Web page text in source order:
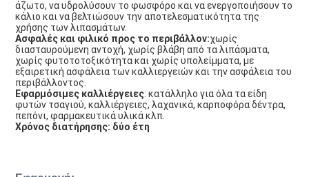
άζωτο, να υδρολύσουν το φωσφόρο και να ενεργοποιήσουν το
κάλιο και να βελτιώσουν την αποτελεσματικότητα της
χρήσης των λιπασμάτων.
Ασφαλές και φιλικό προς το περιβάλλον:χωρίς
διασταυρούμενη αντοχή, χωρίς βλάβη από τα λιπάσματα,
χωρίς φυτοτοτοξικότητα και χωρίς υπολείμματα, με
εξαιρετική ασφάλεια των καλλιεργειών και την ασφάλεια του
περιβάλλοντος.
Εφαρμόσιμες καλλιέργειες: κατάλληλο για όλα τα είδη
φυτών τσαγιού, καλλιέργειες, λαχανικά, καρποφόρα δέντρα,
πεπόνι, φαρμακευτικά υλικά κλπ.
Χρόνος διατήρησης: δύο έτη